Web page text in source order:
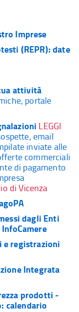
Imprese
(REPR): date
attività
portale
LEGGI
email
inviate alle
commerciali
di pagamento
di Vicenza
dagli Enti
e registrazioni
Integrata
prodotti -
calendario